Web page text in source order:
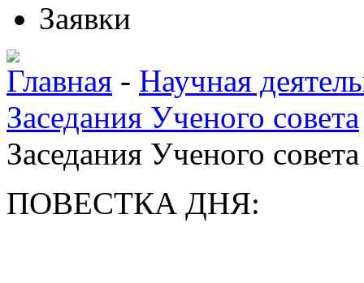
Заявки
Главная - Научная
Заседания Ученого совета
Заседания Ученого
ПОВЕСТКА ДНЯ: